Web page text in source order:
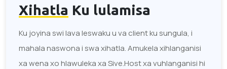
Xihatla Ku lulamisa
Ku joyina swi lava leswaku u va client ku sungula, i
mahala naswona i swa xihatla. Amukela xihlanganisi
xa wena xo hlawuleka xa Sive.Host xa vuhlanganisi hi